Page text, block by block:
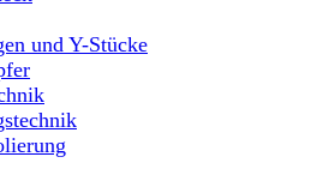
„Universalteile“ öffnen
und Y-Stücke